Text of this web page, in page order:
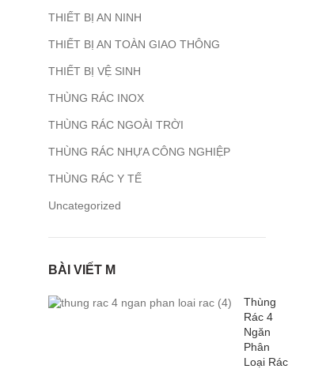
THIẾT BỊ AN NINH
THIẾT BỊ AN TOÀN GIAO THÔNG
THIẾT BỊ VỆ SINH
THÙNG RÁC INOX
THÙNG RÁC NGOÀI TRỜI
THÙNG RÁC NHỰA CÔNG NGHIỆP
THÙNG RÁC Y TẾ
Uncategorized
BÀI VIẾT M
Thùng
Rác 4
Ngăn
Phân
Loại Rác